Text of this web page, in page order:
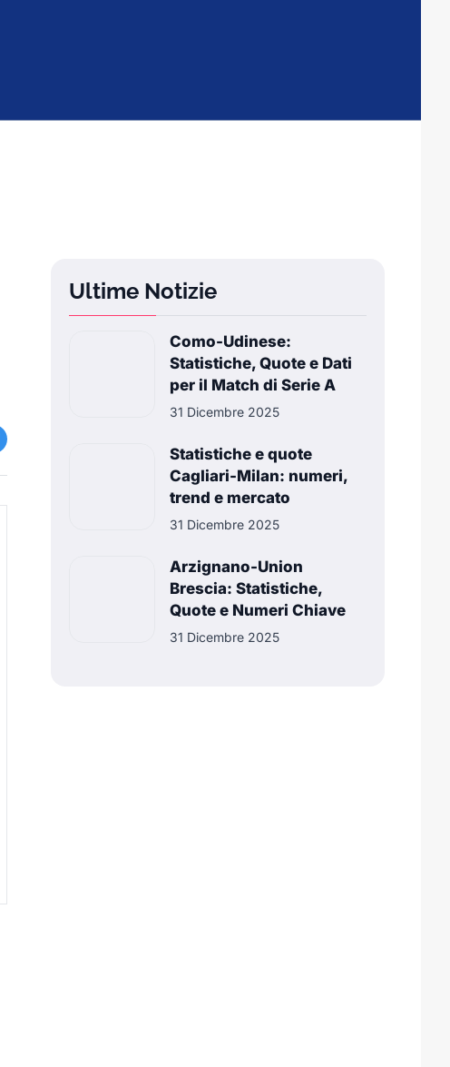
Ultime Notizie
Como-Udinese:
Statistiche, Quote e Dati
per il Match di Serie A
31 Dicembre 2025
Statistiche e quote
Cagliari-Milan: numeri,
trend e mercato
31 Dicembre 2025
Arzignano-Union
Brescia: Statistiche,
Quote e Numeri Chiave
31 Dicembre 2025